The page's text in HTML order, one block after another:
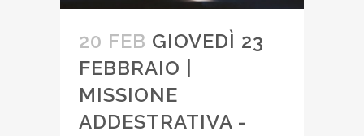
20 FEB GIOVEDÌ 23
FEBBRAIO |
MISSIONE
ADDESTRATIVA -